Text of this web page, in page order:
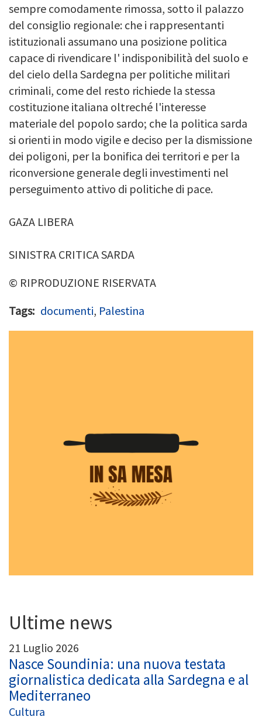
sempre comodamente rimossa, sotto il palazzo
del consiglio regionale: che i rappresentanti
istituzionali assumano una posizione politica
capace di rivendicare l' indisponibilità del suolo e
del cielo della Sardegna per politiche militari
criminali, come del resto richiede la stessa
costituzione italiana oltreché l'interesse
materiale del popolo sardo; che la politica sarda
si orienti in modo vigile e deciso per la dismissione
dei poligoni, per la bonifica dei territori e per la
riconversione generale degli investimenti nel
perseguimento attivo di politiche di pace.
GAZA LIBERA
SINISTRA CRITICA SARDA
© RIPRODUZIONE RISERVATA
Tags documenti, Palestina
Ultime news
21 Luglio 2026
Nasce Soundinia: una nuova testata
giornalistica dedicata alla Sardegna e al
Mediterraneo
Cultura